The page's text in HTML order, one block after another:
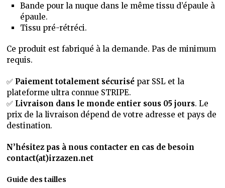
Bande pour la nuque dans le même tissu d’épaule à
épaule.
Tissu pré-rétréci.
Ce produit est fabriqué à la demande. Pas de minimum
requis.
✅ Paiement totalement sécurisé par SSL et la
plateforme ultra connue STRIPE.
✅ Livraison dans le monde entier sous 05 jours. Le
prix de la livraison dépend de votre adresse et pays de
destination.
N’hésitez pas à nous contacter en cas de besoin
contact(at)irzazen.net
Guide des tailles